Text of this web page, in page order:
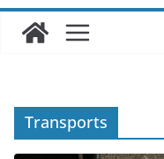
Transports